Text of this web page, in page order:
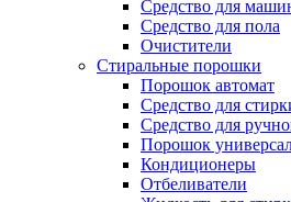
Средство для
Средство для пола
Очистители
Стиральные порошки
Порошок автомат
Средство для
Средство для
Порошок
Кондиционеры
Отбеливатели